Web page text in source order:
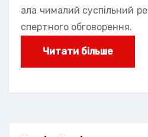
ала чималий суспільний
спертного обговорення.
Читати більше